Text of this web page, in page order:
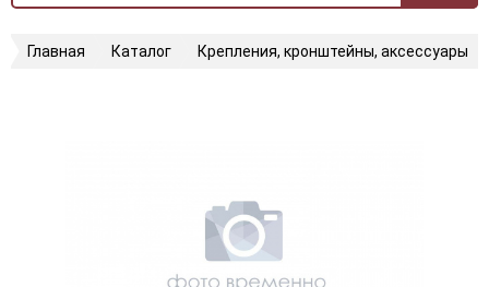
Главная Каталог Крепления, кронштейны, аксессуары